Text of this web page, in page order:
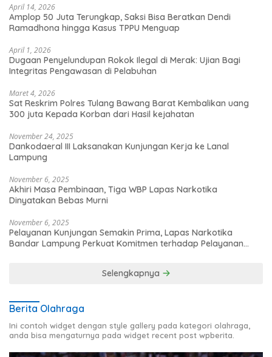
April 14, 2026
Amplop 50 Juta Terungkap, Saksi Bisa Beratkan Dendi
Ramadhona hingga Kasus TPPU Menguap
April 1, 2026
Dugaan Penyelundupan Rokok Ilegal di Merak: Ujian Bagi
Integritas Pengawasan di Pelabuhan
Maret 4, 2026
Sat Reskrim Polres Tulang Bawang Barat Kembalikan uang
300 juta Kepada Korban dari Hasil kejahatan
November 24, 2025
Dankodaeral III Laksanakan Kunjungan Kerja ke Lanal
Lampung
November 6, 2025
Akhiri Masa Pembinaan, Tiga WBP Lapas Narkotika
Dinyatakan Bebas Murni
November 6, 2025
Pelayanan Kunjungan Semakin Prima, Lapas Narkotika
Bandar Lampung Perkuat Komitmen terhadap Pelayanan
Selengkapnya
Berita Olahraga
Ini contoh widget dengan style gallery pada kategori olahraga,
anda bisa mengaturnya pada widget recent post wpberita.